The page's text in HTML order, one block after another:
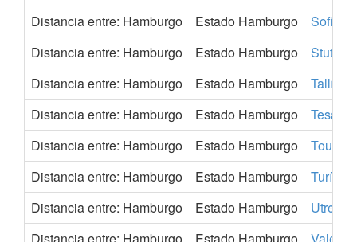
Distancia entre: Hamburgo
Estado Hamburgo
Sofía
Distancia entre: Hamburgo
Estado Hamburgo
Stuttgart
Distancia entre: Hamburgo
Estado Hamburgo
Tallín
Distancia entre: Hamburgo
Estado Hamburgo
Distancia entre: Hamburgo
Estado Hamburgo
Distancia entre: Hamburgo
Estado Hamburgo
Turín
Distancia entre: Hamburgo
Estado Hamburgo
Utrecht